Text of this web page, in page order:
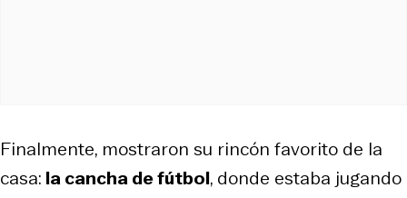
Finalmente, mostraron su rincón favorito de la
casa: la cancha de fútbol, donde estaba jugando